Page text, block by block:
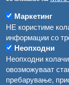
Маркетинг
НЕ користиме
информации со
Неопходни
Неопходни
овозможуваат
пребарување,
Високите температури ризик од труење со храна, опасни се и за животните
Водата во Гостивар може да се користи како техничка, продолжува испораката на флаширана вода
Во Гостивар спроведени 70 вонредни контроли
Забраната за водата во Гостивар останува на сила, операторите да користат само технички безбедна вода